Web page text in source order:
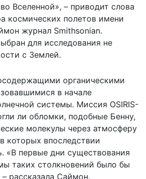
Вселенной», – приводит слова
космических полетов имени
журнал Smithsonian.
для исследования не
с Землей.
органическими
в начале
системы. Миссия OSIRIS-
ли обломки, подобные Бенну,
молекулы через атмосферу
которых впоследствии
«В первые дни существования
таких столкновений было бы
рассказала Саймон.